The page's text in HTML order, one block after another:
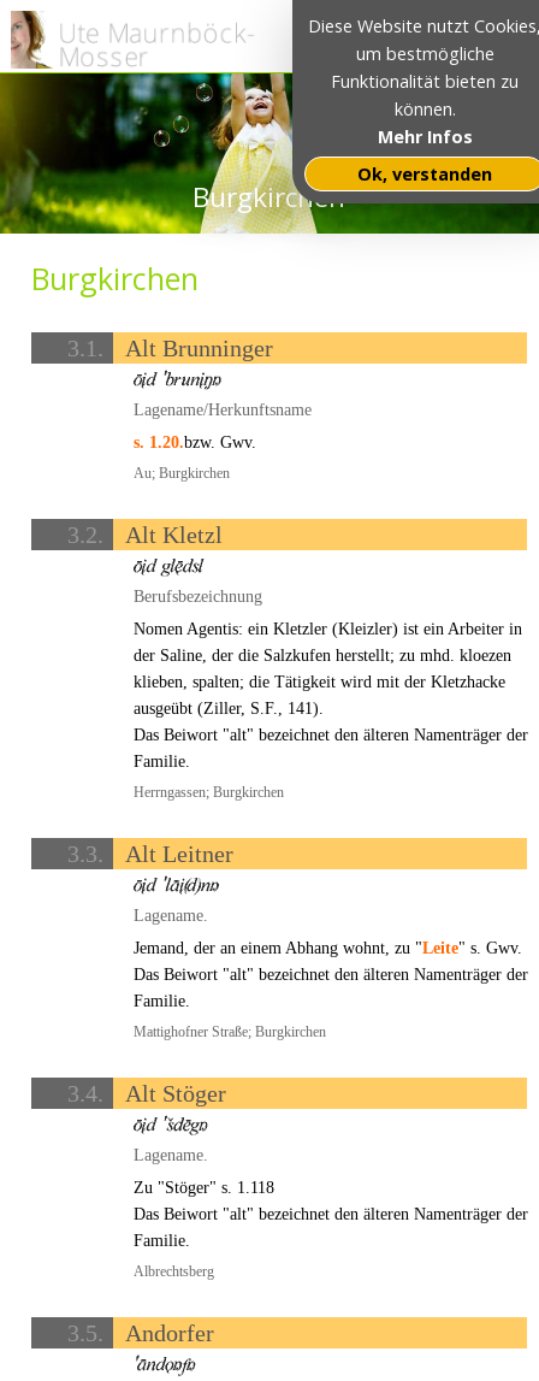
Burgkirchen
Burgkirchen
3.1. Alt Brunninger
Lagename/Herkunftsname
s. 1.20.bzw. Gwv.
Au; Burgkirchen
3.2. Alt Kletzl
Berufsbezeichnung
Nomen Agentis: ein Kletzler (Kleizler) ist ein Arbeiter in
der Saline, der die Salzkufen herstellt; zu mhd. kloezen
klieben, spalten; die Tätigkeit wird mit der Kletzhacke
ausgeübt (Ziller, S.F., 141).
Das Beiwort "alt" bezeichnet den älteren Namenträger der
Familie.
Herrngassen; Burgkirchen
3.3. Alt Leitner
Lagename.
Jemand, der an einem Abhang wohnt, zu "Leite" s. Gwv.
Das Beiwort "alt" bezeichnet den älteren Namenträger der
Familie.
Mattighofner Straße; Burgkirchen
3.4. Alt Stöger
Lagename.
Zu "Stöger" s. 1.118
Das Beiwort "alt" bezeichnet den älteren Namenträger der
Familie.
Albrechtsberg
3.5. Andorfer
Diese Website nutzt
um bestmögliche
Funktionalität bieten zu
können.
Mehr Infos
Ok, verstanden